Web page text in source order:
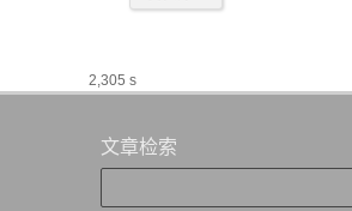
2,305 s
文章检索